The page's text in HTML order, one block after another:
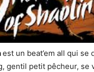
est un beat’em all qui
gentil petit pêcheur, se